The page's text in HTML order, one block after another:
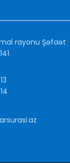
rayonu Şəfaət